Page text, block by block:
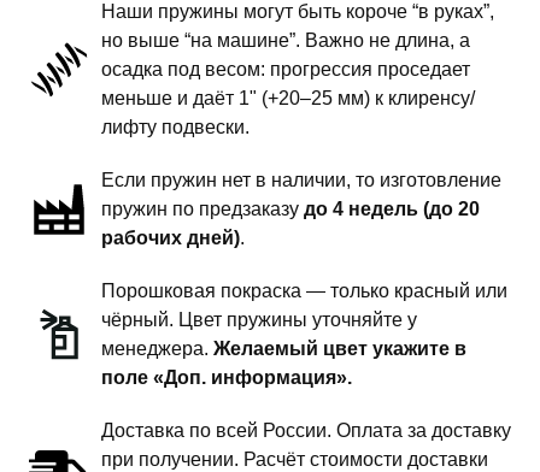
пружины
задней
подвески
дюйма
комфорт
Наши пружины могут быть короче “в руках”,
но выше “на машине”. Важно не длина, а
осадка под весом: прогрессия проседает
меньше и даёт 1" (+20–25 мм) к клиренсу/
лифту подвески.
Если пружин нет в наличии, то изготовление
пружин по предзаказу до 4 недель (до 20
рабочих дней).
Порошковая покраска — только красный или
чёрный. Цвет пружины уточняйте у
менеджера. Желаемый цвет укажите в
поле «Доп. информация».
Доставка по всей России. Оплата за доставку
при получении. Расчёт стоимости доставки